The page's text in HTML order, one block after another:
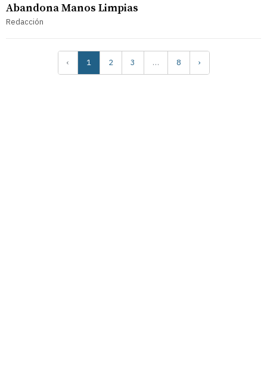
Abandona Manos Limpias
Redacción
‹ 1 2 3 … 8 ›